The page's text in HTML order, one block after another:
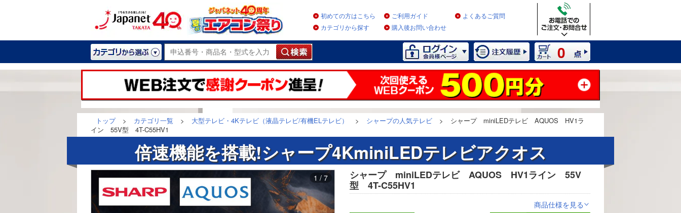
初めての方はこちら ご利用ガイド
よくあるご質問
カテゴリから探す
購入後お問い合わせ
0
トップ > カテゴリ一覧 > 大型テレビ・4Kテレビ（液晶テレビ/有機ELテレビ） > シャープの人気テレビ >
シャープ miniLEDテレビ AQUOS HV1ラ
イン 55V型 4T-C55HV1
倍速機能を搭載!シャープ4KminiLEDテレビアクオス
1 / 7 2 / 7
シャープ miniLEDテレビ AQUOS HV1ライン 55V
型 4T-C55HV1
商品仕様を見る>